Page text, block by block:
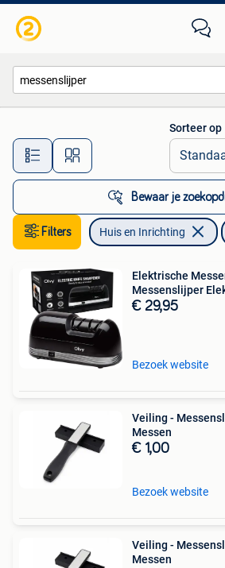
Alle afstanden…
Sorteer op
Bewaar je
Filters Huis en Inrichting
Elektrische
Messenslijper
€ 29,95
Bezoek website
Veiling -
Messen
€ 1,00
Bezoek website
Veiling -
Messen